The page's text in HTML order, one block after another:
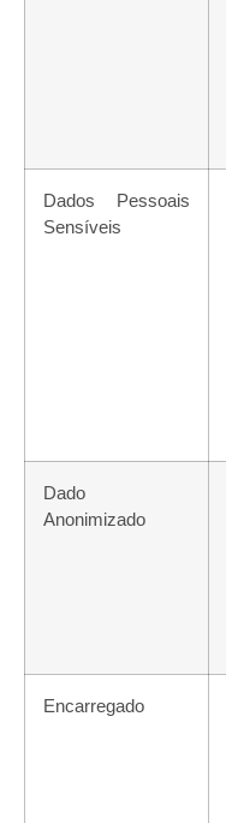
Dados Pessoais
Sensíveis
Dado
Anonimizado
Encarregado